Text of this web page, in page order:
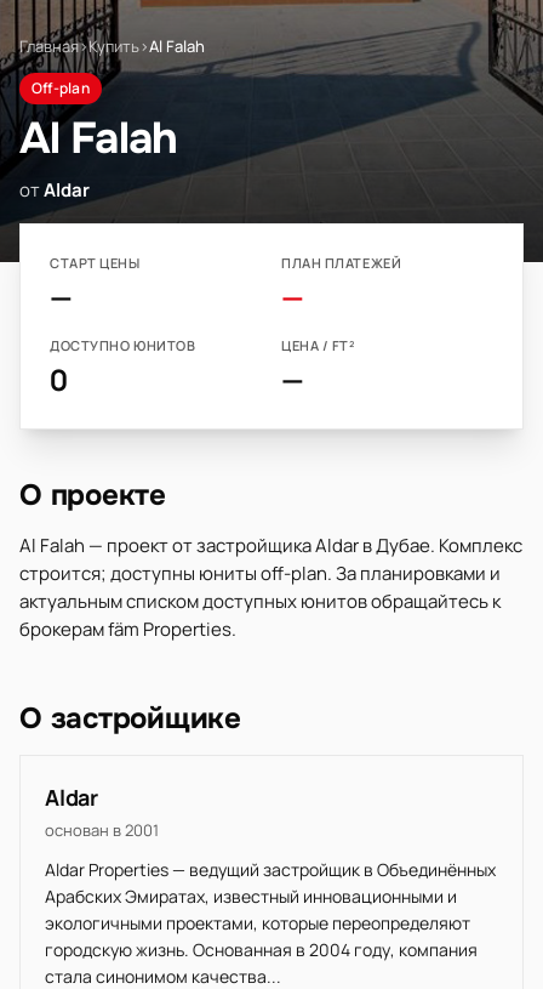
Главная›Купить›Al Falah
Off-plan
Al Falah
отAldar
СТАРТ ЦЕНЫ
—
ПЛАН ПЛАТЕЖЕЙ
—
ДОСТУПНО ЮНИТОВ
0
ЦЕНА / FT²
—
О проекте
Al Falah — проект от застройщика Aldar в Дубае. Комплекс
строится; доступны юниты off-plan. За планировками и
актуальным списком доступных юнитов обращайтесь к
брокерам fäm Properties.
О застройщике
Aldar
основан в 2001
Aldar Properties — ведущий застройщик в Объединённых
Арабских Эмиратах, известный инновационными и
экологичными проектами, которые переопределяют
городскую жизнь. Основанная в 2004 году, компания
стала синонимом качества...